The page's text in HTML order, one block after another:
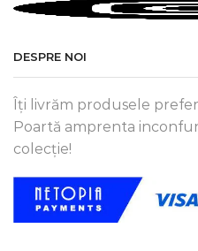
DESPRE NOI
Îți livrăm produsele
Poartă amprenta
colecție!